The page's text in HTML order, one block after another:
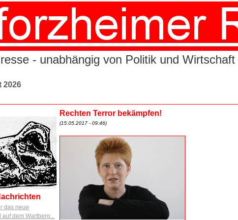
- unabhängig von Politik und Wirtschaft
2026
das neue
auf dem Wartberg...
Rechten Terror bekämpfen!
(15.05.2017 - 09:46)